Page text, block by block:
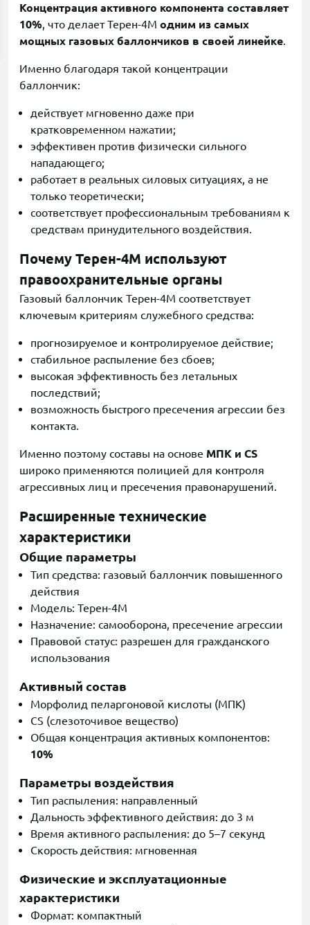
Концентрация активного компонента составляет
10%, что делает Терен-4М одним из самых
мощных газовых баллончиков в своей линейке.
Именно благодаря такой концентрации
баллончик:
действует мгновенно даже при
кратковременном нажатии;
эффективен против физически сильного
нападающего;
работает в реальных силовых ситуациях, а не
только теоретически;
соответствует профессиональным требованиям к
средствам принудительного воздействия.
Почему Терен-4М используют
правоохранительные органы
Газовый баллончик Терен-4М соответствует
ключевым критериям служебного средства:
прогнозируемое и контролируемое действие;
стабильное распыление без сбоев;
высокая эффективность без летальных
последствий;
возможность быстрого пресечения агрессии без
контакта.
Именно поэтому составы на основе МПК и CS
широко применяются полицией для контроля
агрессивных лиц и пресечения правонарушений.
Расширенные технические
характеристики
Общие параметры
Тип средства: газовый баллончик повышенного
действия
Модель: Терен-4М
Назначение: самооборона, пресечение агрессии
Правовой статус: разрешен для гражданского
использования
Активный состав
Морфолид пеларгоновой кислоты (МПК)
CS (слезоточивое вещество)
Общая концентрация активных компонентов:
10%
Параметры воздействия
Тип распыления: направленный
Дальность эффективного действия: до 3 м
Время активного распыления: до 5–7 секунд
Скорость действия: мгновенная
Физические и эксплуатационные
характеристики
Формат: компактный